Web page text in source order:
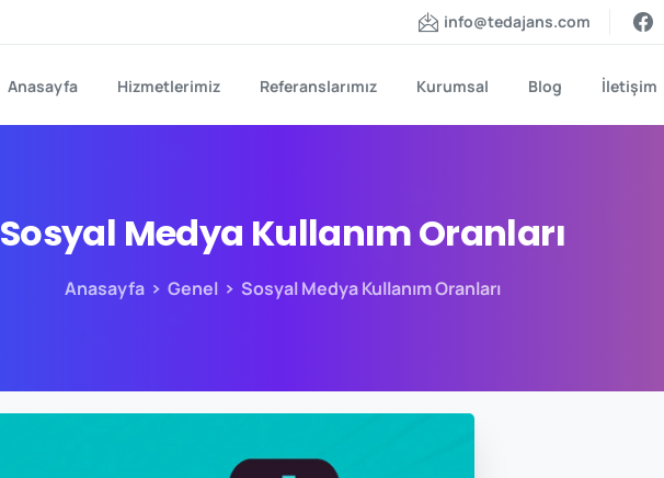
info@tedajans.com
Anasayfa Hizmetlerimiz Referanslarımız Kurumsal Blog İletişim
Sosyal Medya KullanımOranları
Anasayfa Genel Sosyal Medya Kullanım Oranları